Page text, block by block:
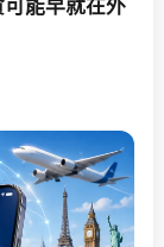
能早就在外